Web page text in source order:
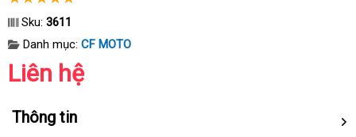
Sku: 3611
Danh mục: CF MOTO
Liên hệ
Thông tin